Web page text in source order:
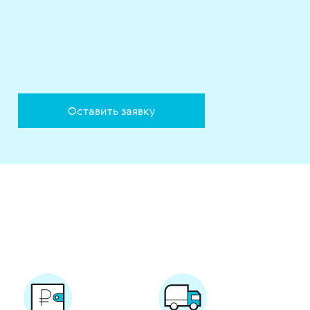
Оставить заявку